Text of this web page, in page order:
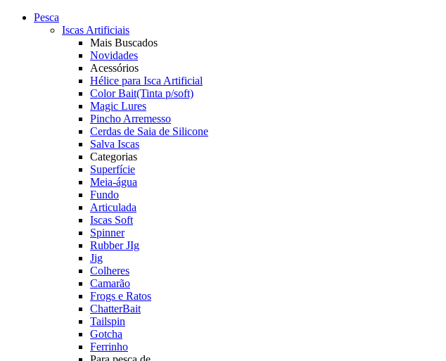
Pesca
Iscas Artificiais
Mais Buscados
Novidades
Acessórios
Hélice para Isca Artificial
Color Bait(Tinta p/soft)
Magic Lures
Pincho Arremesso
Cerdas de Saia de Silicone
Salva Iscas
Categorias
Superfície
Meia-água
Fundo
Articulada
Iscas Soft
Spinner
Rubber JIg
Jig
Colheres
Camarão
Frogs e Ratos
ChatterBait
Tailspin
Gotcha
Ferrinho